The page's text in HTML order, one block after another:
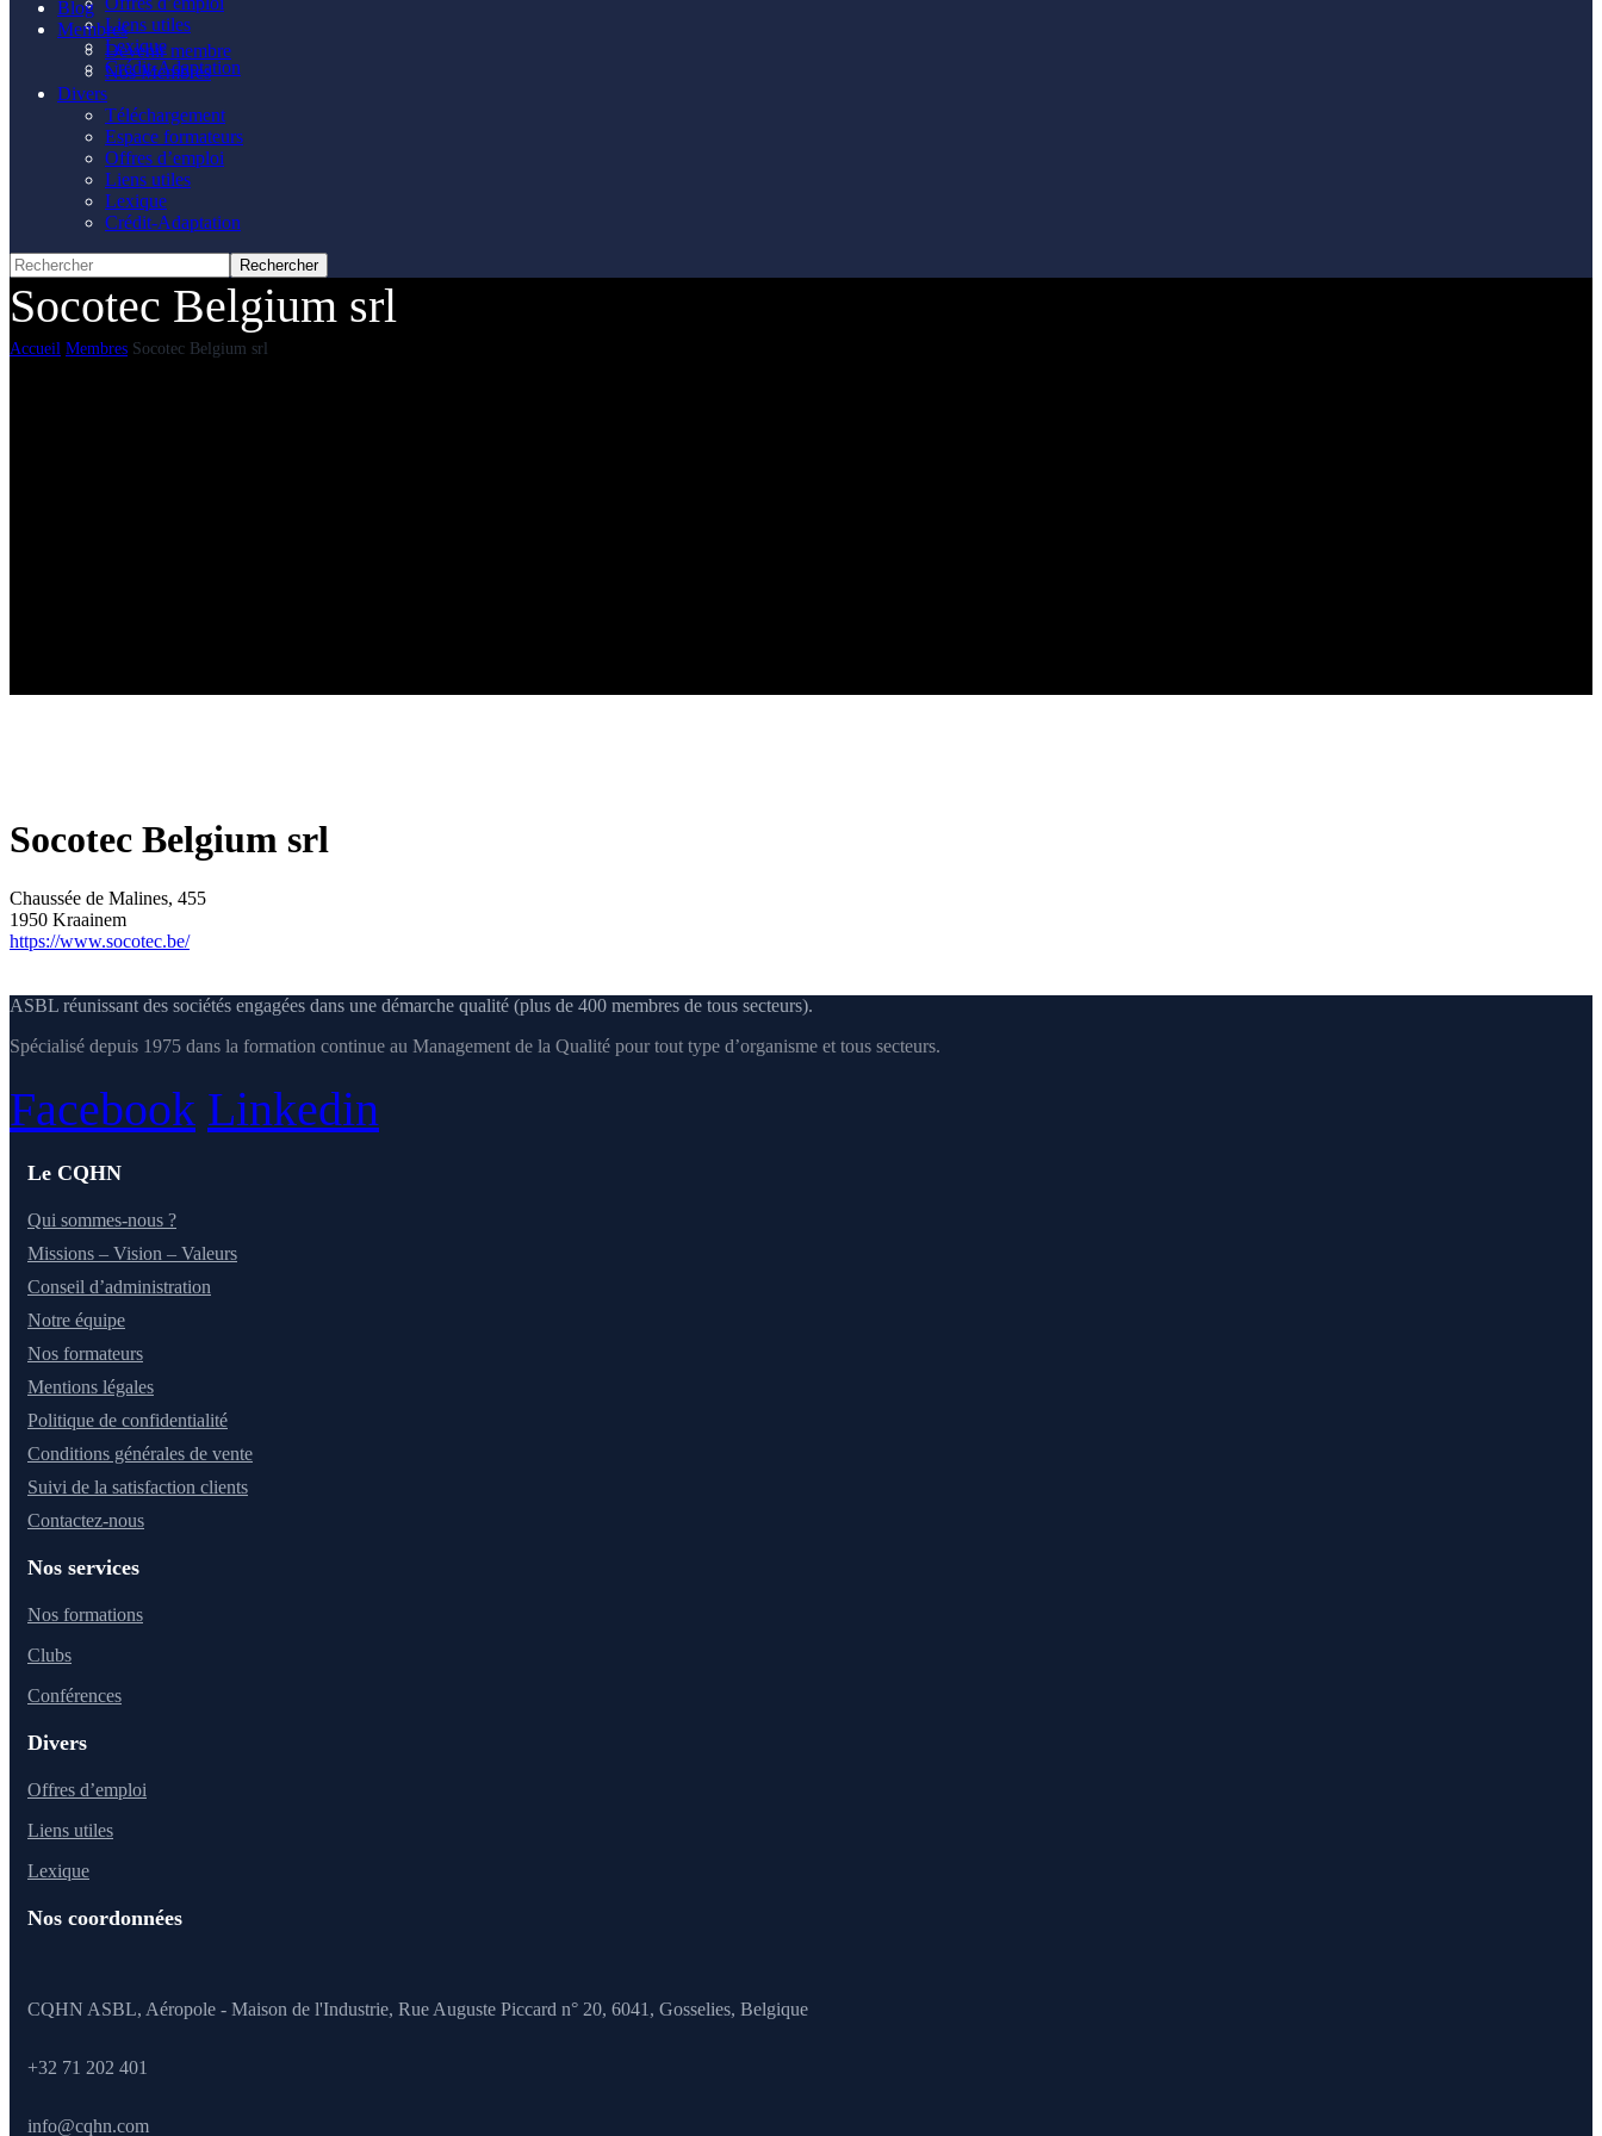
Liens utiles
Lexique
Crédit-Adaptation
Blog
Membres
Devenir membre
Nos Membres
Divers
Téléchargement
Espace formateurs
Offres d’emploi
Liens utiles
Lexique
Crédit-Adaptation
Socotec Belgium srl
Accueil Membres Socotec Belgium srl
Socotec Belgium srl
Chaussée de Malines, 455
1950 Kraainem
https://www.socotec.be/
ASBL réunissant des sociétés engagées dans une démarche qualité (plus de 400 membres de tous secteurs).
Spécialisé depuis 1975 dans la formation continue au Management de la Qualité pour tout type d’organisme et tous secteurs.
Facebook Linkedin
Le CQHN
Qui sommes-nous ?
Missions – Vision – Valeurs
Conseil d’administration
Notre équipe
Nos formateurs
Mentions légales
Politique de confidentialité
Conditions générales de vente
Suivi de la satisfaction clients
Contactez-nous
Nos services
Nos formations
Clubs
Conférences
Divers
Offres d’emploi
Liens utiles
Lexique
Nos coordonnées
CQHN ASBL, Aéropole - Maison de l'Industrie, Rue Auguste Piccard n° 20, 6041, Gosselies, Belgique
+32 71 202 401
info@cqhn.com